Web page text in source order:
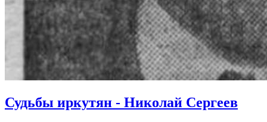
Судьбы иркутян - Николай Сергеев